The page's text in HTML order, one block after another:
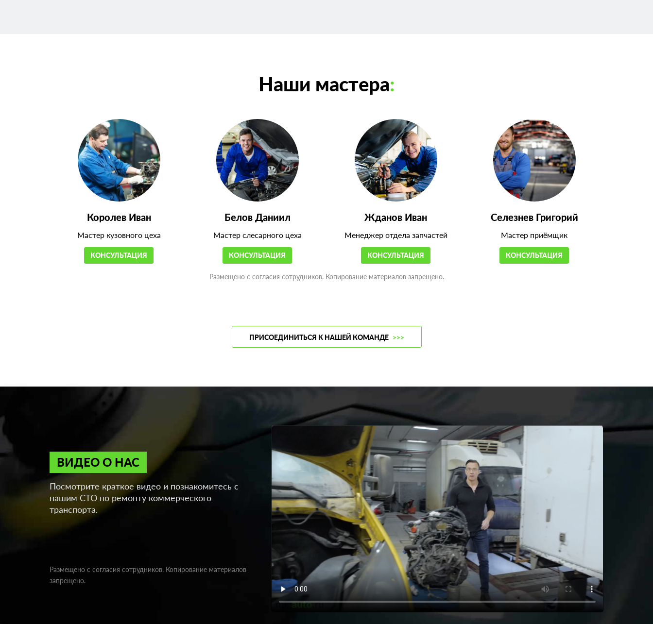
Наши мастера:
Королев Иван
Мастер кузовного цеха
КОНСУЛЬТАЦИЯ
Белов Даниил
Мастер слесарного цеха
КОНСУЛЬТАЦИЯ
Жданов Иван
Менеджер отдела запчастей
КОНСУЛЬТАЦИЯ
Селезнев Григорий
Мастер приёмщик
КОНСУЛЬТАЦИЯ
Размещено с согласия сотрудников. Копирование материалов запрещено.
ПРИСОЕДИНИТЬСЯ К НАШЕЙ КОМАНДЕ >>>
ВИДЕО О НАС
Посмотрите краткое видео и познакомитесь с
нашим СТО по ремонту коммерческого
транспорта.
Размещено с согласия сотрудников. Копирование материалов
запрещено.